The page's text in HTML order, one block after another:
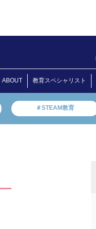
ABOUT 教育スペシャリスト
＃STEAM教育